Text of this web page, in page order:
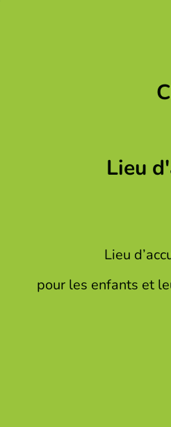
Lieu
Lieu
pour les enfants et